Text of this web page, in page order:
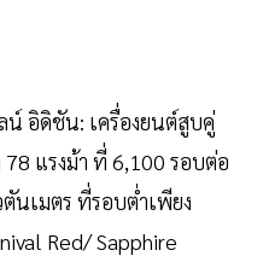
น์ อิดิชัน: เครื่องยนต์สูบคู่
แรงม้า ที่ 6,100 รอบต่อ
นเมตร ที่รอบต่ำเพียง
Red/ Sapphire